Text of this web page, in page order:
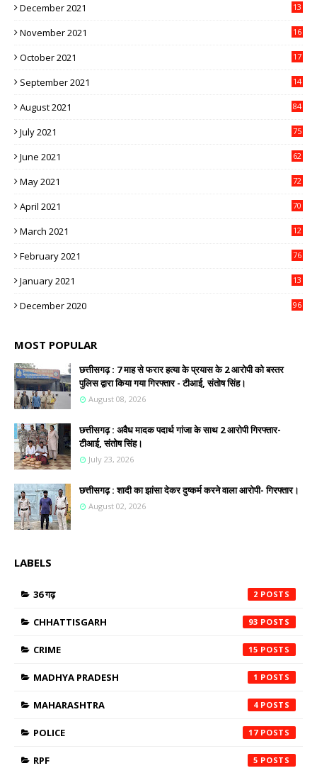
December 2021
13
November 2021
16
October 2021
17
September 2021
14
August 2021 84
July 2021 75
June 2021 62
May 2021 72
April 2021 70
March 2021
12
February 2021 76
January 2021
13
December 2020 96
MOST POPULAR
छत्तीसगढ़ : 7 माह से फरार हत्या के प्रयास के 2 आरोपी को बस्तर
पुलिस द्वारा किया गया गिरफ्तार - टीआई, संतोष सिंह।
August 08, 2026
छत्तीसगढ़ : अवैध मादक पदार्थ गांजा के साथ 2 आरोपी गिरफ्तार-
टीआई, संतोष सिंह।
July 23, 2026
छत्तीसगढ़ : शादी का झांसा देकर दुष्कर्म करने वाला आरोपी- गिरफ्तार।
August 02, 2026
LABELS
36 गढ़ 2
CHHATTISGARH 93
CRIME 15
MADHYA PRADESH 1
MAHARASHTRA 4
POLICE 17
RPF 5